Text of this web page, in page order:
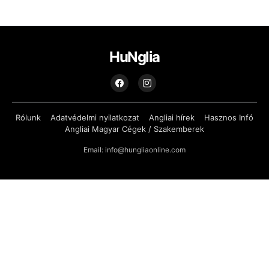
HuNglia
Rólunk Adatvédelmi nyilatkozat Angliai hírek
Hasznos Infó
Angliai Magyar Cégek / Szakemberek
Email: info@hungliaonline.com